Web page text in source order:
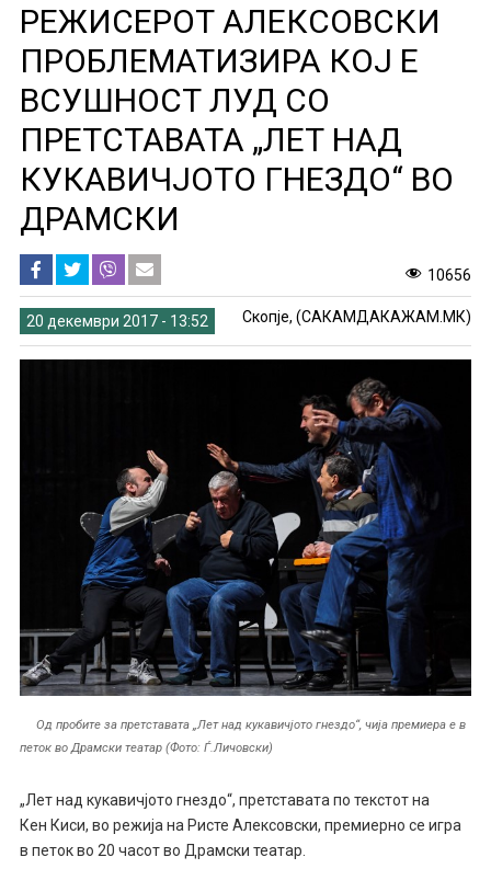
РЕЖИСЕРОТ АЛЕКСОВСКИ
ПРОБЛЕМАТИЗИРА КОЈ Е
ВСУШНОСТ ЛУД СО
ПРЕТСТАВАТА „ЛЕТ НАД
КУКАВИЧЈОТО ГНЕЗДО“ ВО
ДРАМСКИ
10656
20 декември 2017 - 13:52 Скопје, (САКАМДАКАЖАМ.МК)
Од пробите за претставата „Лет над кукавичјото гнездо“, чија премиера е в
петок во Драмски театар (Фото: Ѓ.Личовски)
„Лет над кукавичјото гнездо“, претставата по текстот на
Кен Киси, во режија на Ристе Алексовски, премиерно се игра
в петок во 20 часот во Драмски театар.